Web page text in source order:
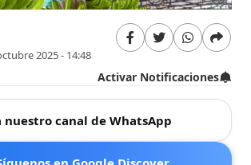
2025 - 14:48
Activar Notificaciones
nuestro canal de WhatsApp